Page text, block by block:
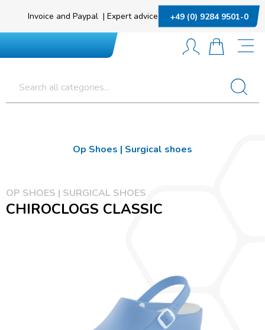
Invoice and Paypal | Expert advice +49 (0) 9284 9501-0
Op Shoes | Surgical shoes
OP SHOES | SURGICAL SHOES
CHIROCLOGS CLASSIC